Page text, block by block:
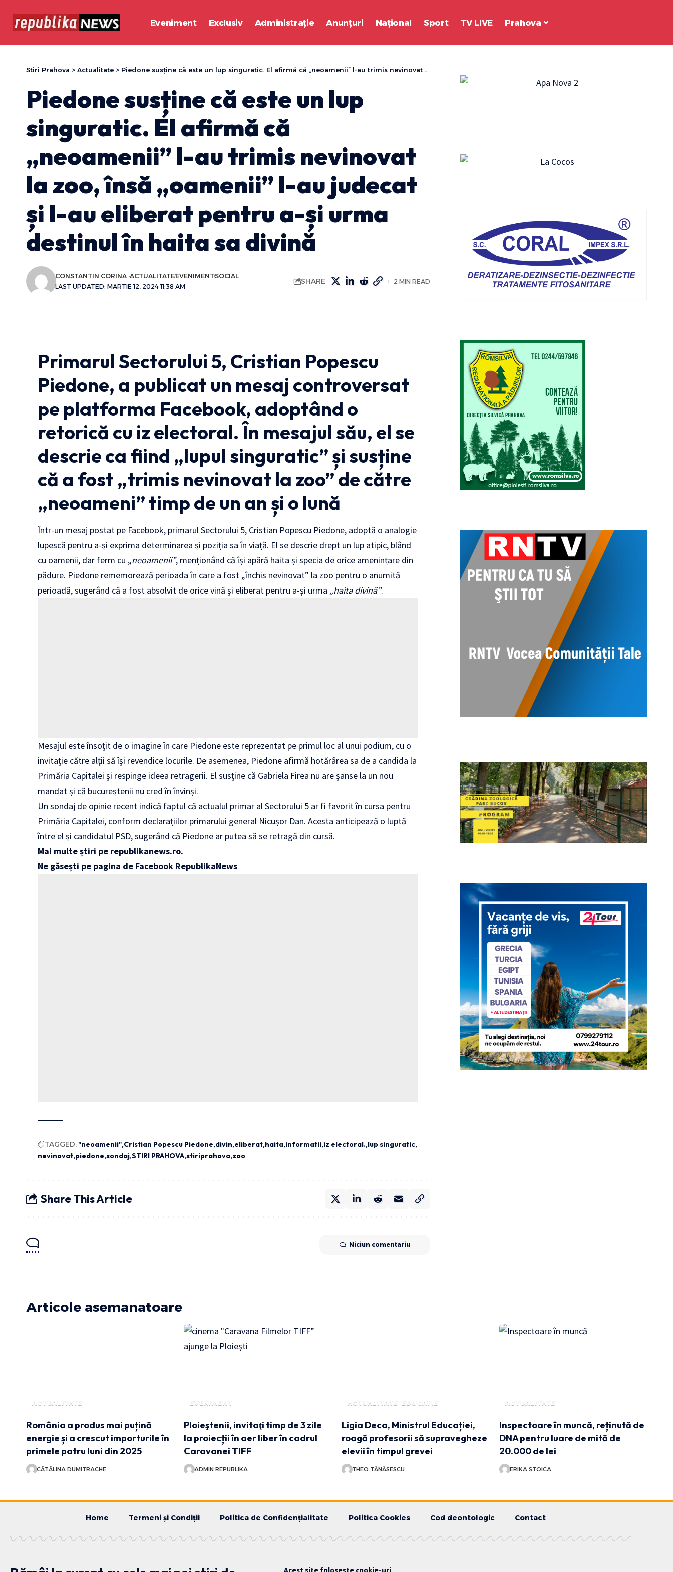
Eveniment Exclusiv Administrație Anunțuri Național Sport TV LIVE Prahova
Stiri Prahova > Actualitate > Piedone susține că este un lup singuratic. El afirmă că „neoamenii” l-au trimis nevinovat la zoo, însă „oamenii” l-au judecat și l-au eliberat pentru a-și urma destinul în haita sa divină
Piedone susține că este un lup
singuratic. El afirmă că
„neoamenii” l-au trimis nevinovat
la zoo, însă „oamenii” l-au judecat
și l-au eliberat pentru a-și urma
destinul în haita sa divină
LAST UPDATED: MARTIE 12, 2024 11:38 AM
CONSTANTIN CORINA ACTUALITATEEVENIMENTSOCIAL
SHARE 2 MIN READ
Primarul Sectorului 5, Cristian Popescu
Piedone, a publicat un mesaj controversat
pe platforma Facebook, adoptând o
retorică cu iz electoral. În mesajul său, el se
descrie ca fiind „lupul singuratic” și susține
că a fost „trimis nevinovat la zoo” de către
„neoameni” timp de un an și o lună
Într-un mesaj postat pe Facebook, primarul Sectorului 5, Cristian Popescu Piedone, adoptă o analogie
lupescă pentru a-și exprima determinarea și poziția sa în viață. El se descrie drept un lup atipic, blând
cu oamenii, dar ferm cu „neoamenii”, menționând că își apără haita și specia de orice amenințare din
pădure. Piedone rememorează perioada în care a fost „închis nevinovat” la zoo pentru o anumită
perioadă, sugerând că a fost absolvit de orice vină și eliberat pentru a-și urma „haita divină”.
Mesajul este însoțit de o imagine în care Piedone este reprezentat pe primul loc al unui podium, cu o
invitație către alții să își revendice locurile. De asemenea, Piedone afirmă hotărârea sa de a candida la
Primăria Capitalei și respinge ideea retragerii. El susține că Gabriela Firea nu are șanse la un nou
mandat și că bucureștenii nu cred în învinși.
Un sondaj de opinie recent indică faptul că actualul primar al Sectorului 5 ar fi favorit în cursa pentru
Primăria Capitalei, conform declarațiilor primarului general Nicușor Dan. Acesta anticipează o luptă
între el și candidatul PSD, sugerând că Piedone ar putea să se retragă din cursă.
Mai multe știri pe republikanews.ro.
Ne găsești pe pagina de Facebook RepublikaNews
TAGGED:"neoamenii" Cristian Popescu Piedone divin eliberat haita informatii iz electoral. lup singuratic
nevinovat piedone sondaj STIRI PRAHOVA stiriprahova zoo
Share This Article
Niciun comentariu
Articole asemanatoare
ACTUALITATE
România a produs mai puțină
energie și a crescut importurile în
primele patru luni din 2025
CĂTĂLINA DUMITRACHE
EVENIMENT
Ploieştenii, invitaţi timp de 3 zile
la proiecții în aer liber în cadrul
Caravanei TIFF
ADMIN REPUBLIKA
ACTUALITATE EDUCATIE
Ligia Deca, Ministrul Educației,
roagă profesorii să supravegheze
elevii în timpul grevei
THEO TĂNĂSESCU
ACTUALITATE
Inspectoare în muncă, reținută de
DNA pentru luare de mită de
20.000 de lei
ERIKA STOICA
Home Termeni și Condiții Politica de Confidențialitate Politica Cookies Cod deontologic Contact
Acest site folosește cookie-uri